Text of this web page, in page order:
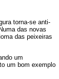
torna-se anti-
das novas
das peixeiras
um
um bom exemplo